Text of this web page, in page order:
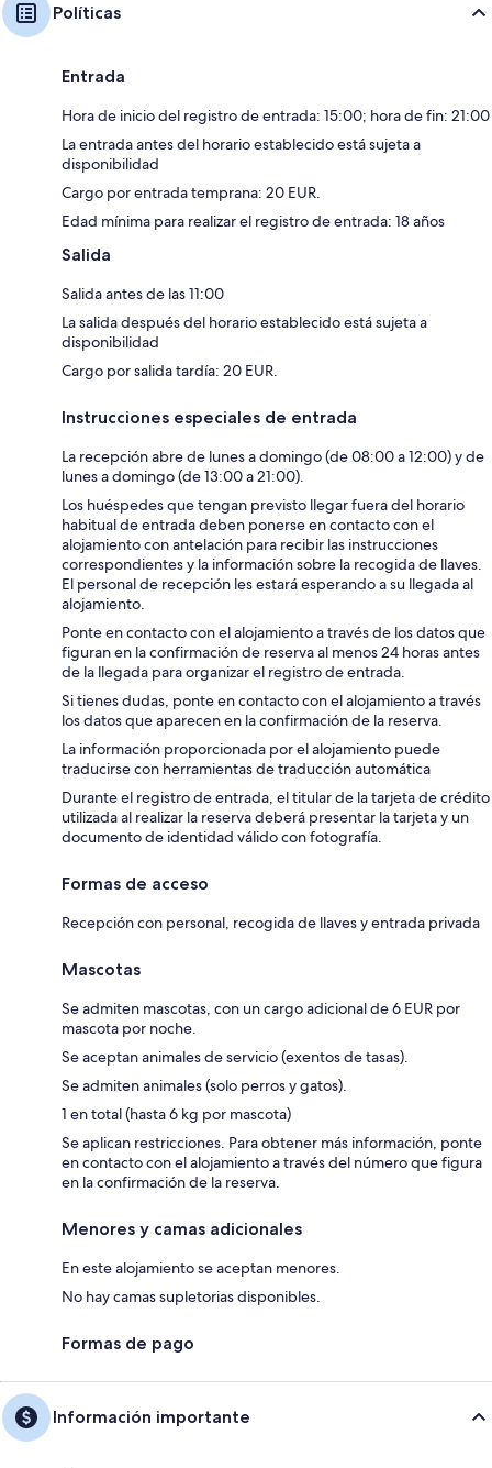
Políticas
Entrada
Hora de inicio del registro de entrada: 15:00; hora de fin: 21:00
La entrada antes del horario establecido está sujeta a
disponibilidad
Cargo por entrada temprana: 20 EUR.
Edad mínima para realizar el registro de entrada: 18 años
Salida
Salida antes de las 11:00
La salida después del horario establecido está sujeta a
disponibilidad
Cargo por salida tardía: 20 EUR.
Instrucciones especiales de entrada
La recepción abre de lunes a domingo (de 08:00 a 12:00) y de
lunes a domingo (de 13:00 a 21:00).
Los huéspedes que tengan previsto llegar fuera del horario
habitual de entrada deben ponerse en contacto con el
alojamiento con antelación para recibir las instrucciones
correspondientes y la información sobre la recogida de llaves.
El personal de recepción les estará esperando a su llegada al
alojamiento.
Ponte en contacto con el alojamiento a través de los datos que
figuran en la confirmación de reserva al menos 24 horas antes
de la llegada para organizar el registro de entrada.
Si tienes dudas, ponte en contacto con el alojamiento a través
los datos que aparecen en la confirmación de la reserva.
La información proporcionada por el alojamiento puede
traducirse con herramientas de traducción automática
Durante el registro de entrada, el titular de la tarjeta de crédito
utilizada al realizar la reserva deberá presentar la tarjeta y un
documento de identidad válido con fotografía.
Formas de acceso
Recepción con personal, recogida de llaves y entrada privada
Mascotas
Se admiten mascotas, con un cargo adicional de 6 EUR por
mascota por noche.
Se aceptan animales de servicio (exentos de tasas).
Se admiten animales (solo perros y gatos).
1 en total (hasta 6 kg por mascota)
Se aplican restricciones. Para obtener más información, ponte
en contacto con el alojamiento a través del número que figura
en la confirmación de la reserva.
Menores y camas adicionales
En este alojamiento se aceptan menores.
No hay camas supletorias disponibles.
Formas de pago
Información importante